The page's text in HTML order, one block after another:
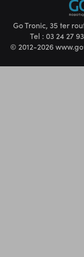
Go Tronic, 35 ter
Tel : 03 24 27
© 2012-2026